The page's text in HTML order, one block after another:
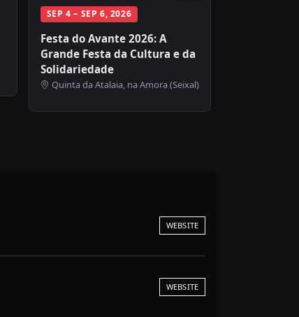
SEP 4 – SEP 6, 2026
Festa do Avante 2026: A
Grande Festa da Cultura e da
Solidariedade
Quinta da Atalaia, na Amora (Seixal)
WEBSITE
WEBSITE